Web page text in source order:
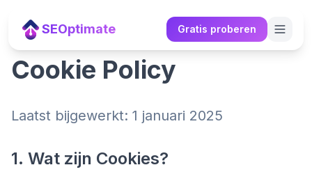
SEOptimate Gratis proberen
Cookie Policy
Laatst bijgewerkt: 1 januari 2025
1. Wat zijn Cookies?